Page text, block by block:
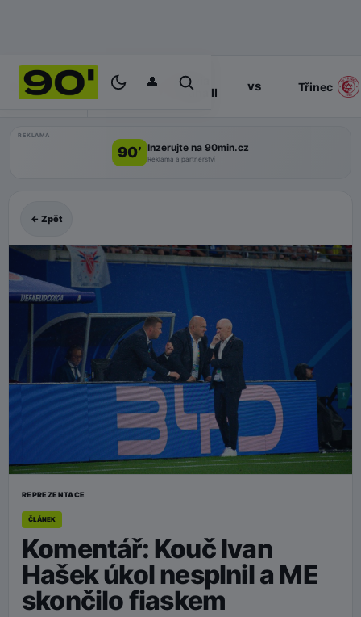
👤
PROGRAM 17:00
Slavia
Praha II
vs Třinec
REKLAMA
90’ Inzerujte na 90min.cz
Reklama a partnerství
← Zpět
REPREZENTACE
ČLÁNEK
Komentář: Kouč Ivan
Hašek úkol nesplnil a ME
skončilo fiaskem